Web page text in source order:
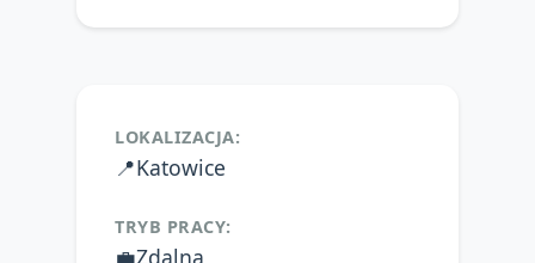
LOKALIZACJA:
📍Katowice
TRYB PRACY:
💼Zdalna